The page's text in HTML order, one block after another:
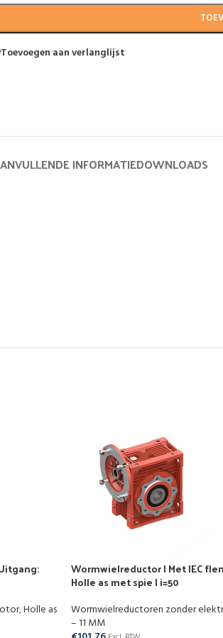
Toevoegen aan verlanglijst
INFORMATIEDOWNLOADS
,Holle as
Wormwielreductor | Met IEC
Holle as met spie | i=50
Wormwielreductoren zonder
– 11 MM